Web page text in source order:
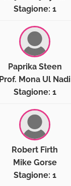
Stagione: 1
Paprika Steen
Prof. Mona Ul Nadi
Stagione: 1
Robert Firth
Mike Gorse
Stagione: 1